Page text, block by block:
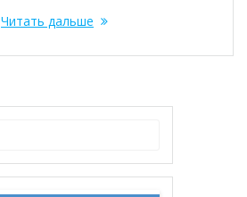
Читать дальше